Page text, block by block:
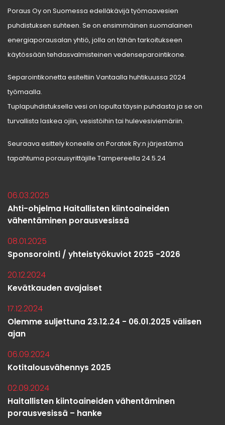
Poraus Oy on Suomessa edelläkävijä työmaavesien
puhdistuksen suhteen. Se on ensimmäinen suomalainen
energiaporausalan yhtiö, jolla on tähän tarkoitukseen
käytössään tehdasvalmisteinen vedenseparointikone.
Separointikonetta esiteltiin Vantaalla huhtikuussa 2024
työmaalla.
Tuplapuhdistuksella vesi on lopulta täysin puhdasta ja se on
turvallista laskea ojiin, vesistöihin tai hulevesiviemäriin.
Seuraava esittely koneelle on Poratek Ry:n järjestämä
tapahtuma porausyrittäjille Tampereella 24.5.24
06.03.2025
Ahti-ohjelma Haitallisten kiintoaineiden
vähentäminen porausvesissä
08.01.2025
Sponsorointi / yhteistyökuviot 2025 -2026
20.12.2024
Kevätkauden avajaiset
17.12.2024
Olemme suljettuna 23.12.24 - 06.01.2025 välisen
ajan
06.09.2024
Kotitalousvähennys 2025
02.09.2024
Haitallisten kiintoaineiden vähentäminen
porausvesissä – hanke